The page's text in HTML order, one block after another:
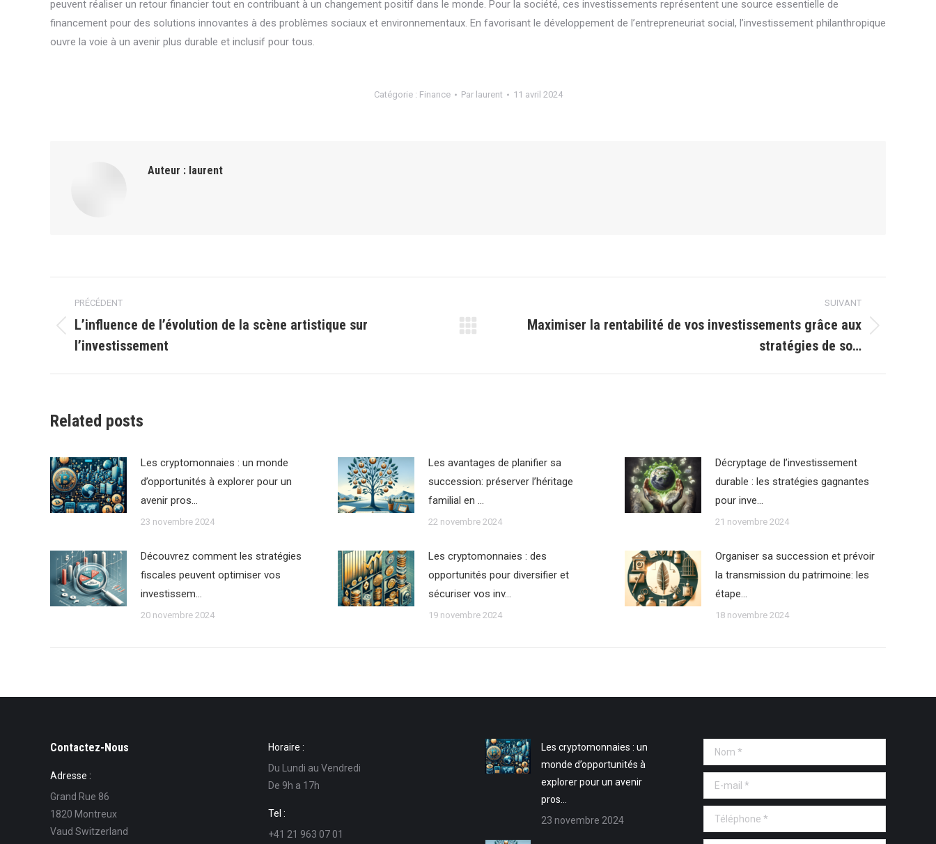
peuvent réaliser un retour financier tout en contribuant à un changement positif dans le monde. Pour la société, ces investissements représentent une source essentielle de
financement pour des solutions innovantes à des problèmes sociaux et environnementaux. En favorisant le développement de l’entrepreneuriat social, l’investissement philanthropique
ouvre la voie à un avenir plus durable et inclusif pour tous.
Catégorie : Finance Par laurent 11 avril 2024
Auteur : laurent
Navigation
article
PRÉCÉDENT
précédent
:
L’influence de l’évolution de la scène artistique sur
l’investissement
SUIVANT
:
Maximiser la rentabilité de vos investissements grâce aux
stratégies de so…
Related posts
Les cryptomonnaies : un monde
d’opportunités à explorer pour un
avenir pros…
23 novembre 2024
Les avantages de planifier sa
succession: préserver l’héritage
familial en …
22 novembre 2024
Décryptage de l’investissement
durable : les stratégies gagnantes
pour inve…
21 novembre 2024
Découvrez comment les stratégies
fiscales peuvent optimiser vos
investissem…
20 novembre 2024
Les cryptomonnaies : des
opportunités pour diversifier et
sécuriser vos inv…
19 novembre 2024
Organiser sa succession et prévoir
la transmission du patrimoine: les
étape…
18 novembre 2024
Contactez-Nous
Adresse :
Grand Rue 86
1820 Montreux
Vaud Switzerland
Horaire :
Du Lundi au Vendredi
De 9h a 17h
Tel :
+41 21 963 07 01
Les cryptomonnaies : un
monde d’opportunités à
explorer pour un avenir
pros…
23 novembre 2024
Nom *
E-mail *
Téléphone *